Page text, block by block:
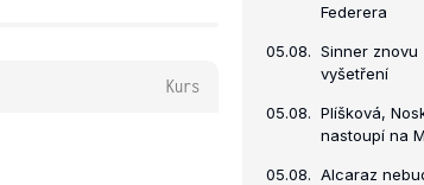
Kurs
Federera
05.08. Sinner znovu
vyšetření
05.08. Plíšková,
nastoupí na
05.08. Alcaraz